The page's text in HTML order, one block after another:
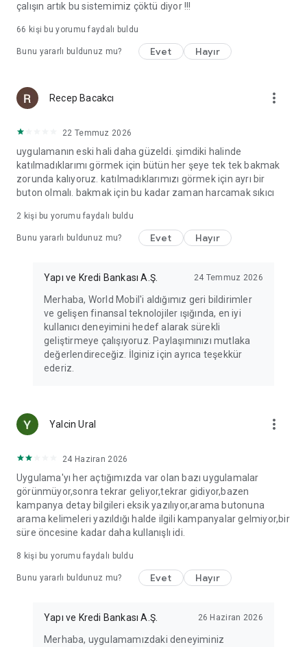
çalışın artık bu sistemimiz çöktü diyor !!!
66 kişi bu yorumu faydalı buldu
Bunu yararlı buldunuz mu? Evet Hayır
Recep Bacakcı more_vert
22 Temmuz 2026
uygulamanın eski hali daha güzeldi. şimdiki halinde
katılmadıklarımı görmek için bütün her şeye tek tek bakmak
zorunda kalıyoruz. katılmadıklarımızı görmek için ayrı bir
buton olmalı. bakmak için bu kadar zaman harcamak sıkıcı
2 kişi bu yorumu faydalı buldu
Bunu yararlı buldunuz mu? Evet Hayır
Yapı ve Kredi Bankası A.Ş. 24 Temmuz 2026
Merhaba, World Mobil'i aldığımız geri bildirimler
ve gelişen finansal teknolojiler ışığında, en iyi
kullanıcı deneyimini hedef alarak sürekli
geliştirmeye çalışıyoruz. Paylaşımınızı mutlaka
değerlendireceğiz. İlginiz için ayrıca teşekkür
ederiz.
Yalcin Ural more_vert
24 Haziran 2026
Uygulama'yı her açtığımızda var olan bazı uygulamalar
görünmüyor,sonra tekrar geliyor,tekrar gidiyor,bazen
kampanya detay bilgileri eksik yazılıyor,arama butonuna
arama kelimeleri yazıldığı halde ilgili kampanyalar gelmiyor,bir
süre öncesine kadar daha kullanışlı idi.
8 kişi bu yorumu faydalı buldu
Bunu yararlı buldunuz mu? Evet Hayır
Yapı ve Kredi Bankası A.Ş. 26 Haziran 2026
Merhaba, uygulamamızdaki deneyiminiz